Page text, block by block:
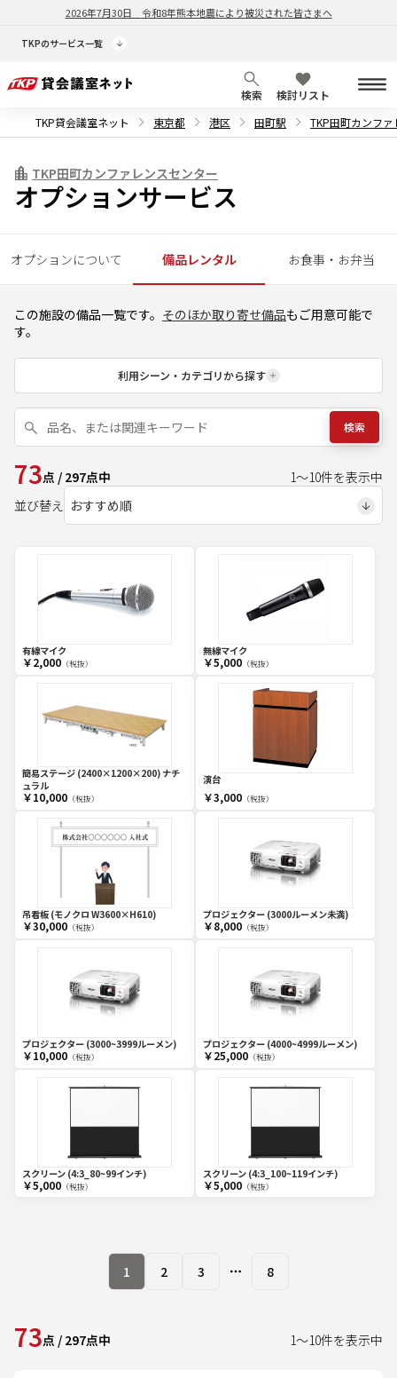
2026年7月30日 令和8年熊本地震により被災された皆さまへ
TKPのサービス一覧
検索
検討リスト
TKP貸会議室ネット
東京都 港区 田町駅 TKP田町カンフ
TKP田町カンファレンスセンター
オプションサービス
オプションについて 備品レンタル お食事・お弁当
この施設の備品一覧です。 そのほか取り寄せ備品もご用意可能で
す。
利用シーン・カテゴリから探す
検索
73点 / 297点中 1～10件を表示中
並び替え
有線マイク
￥2,000（税抜）
無線マイク
￥5,000（税抜）
簡易ステージ (2400×1200×200) ナチ
ュラル
￥10,000（税抜）
演台
￥3,000（税抜）
吊看板 (モノクロ W3600×H610)
￥30,000（税抜）
プロジェクター (3000ルーメン未満)
￥8,000（税抜）
プロジェクター (3000~3999ルーメン)
￥10,000（税抜）
プロジェクター (4000~4999ルーメン)
￥25,000（税抜）
スクリーン (4:3_80~99インチ)
￥5,000（税抜）
スクリーン (4:3_100~119インチ)
￥5,000（税抜）
1 2 3 More pages
8
73点 / 297点中 1～10件を表示中